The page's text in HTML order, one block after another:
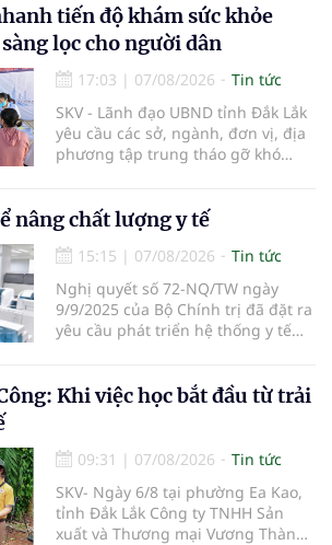
bệnh... Ngành y tế từng bước tiêu
chuẩn hóa, quy chuẩn hóa và hội
nhập quốc tế nhằm giúp cho
người dân tiếp cận thuốc an toàn,
chất lượng, hiệu quả và giá hợp lý.
tiến độ khám sức khỏe
lọc cho người dân
17:03 | 07/08/2026
Tin tức
SKV - Lãnh đạo UBND tỉnh Đắk Lắk
yêu cầu các sở, ngành, đơn vị, địa
phương tập trung tháo gỡ khó
sàng lọc cho 100% người dân trên
địa bàn tỉnh trong tháng 10/2026.
nâng chất lượng y tế
15:15 | 07/08/2026
Tin tức
Nghị quyết số 72-NQ/TW ngày
9/9/2025 của Bộ Chính trị đã đặt ra
yêu cầu phát triển hệ thống y tế
Khi việc học bắt đầu từ trải
09:31 | 07/08/2026
Tin tức
SKV- Ngày 6/8 tại phường Ea Kao,
tỉnh Đắk Lắk Công ty TNHH Sản
xuất và Thương mại Vương Thành